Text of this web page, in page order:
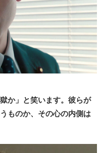
か」と笑います。彼らが
ものか、その心の内側は